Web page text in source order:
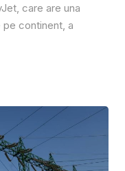
care are una
continent, a